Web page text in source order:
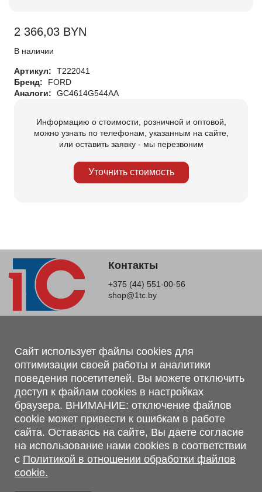
2 366,03 BYN
В наличии
Артикул:
T222041
Бренд:
FORD
Аналоги:
GC4614G544AA
Информацию о стоимости, розничной и оптовой,
можно узнать по телефонам, указанным на сайте,
или оставить заявку - мы перезвоним
Уточнить стоимость
Контакты
+375 (44) 551-00-56
shop@1tc.by
г. Минск, Минский р-н, п. Привольный, ул. Мира, 20А,
г. Брест, ул. Лейтенанта Рябцева, 108 В, 224701
Обращаем Ваше внимание, что вся предоставленная на сайте
информация, касающаяся комплектаций, технических
характеристик, цветовых сочетаний, а также стоимости и
сервисного обслуживания носит информационный характер и
не является публичной офертой, определяемой п.2 ст.407
Гражданского кодекса Республики Беларусь.
Политика обработки персональных данных
Сайт использует файлы cookies для
оптимизации своей работы и аналитики
поведения посетителей. Вы можете отключить
доступ к файлам cookies в настройках
браузера. ВНИМАНИЕ: отключение файлов
cookie может привести к ошибкам в работе
сайта. Оставаясь на сайте, Вы даете согласие
на использование нами cookies в соответствии
с Политикой в отношении обработки файлов
cookie.